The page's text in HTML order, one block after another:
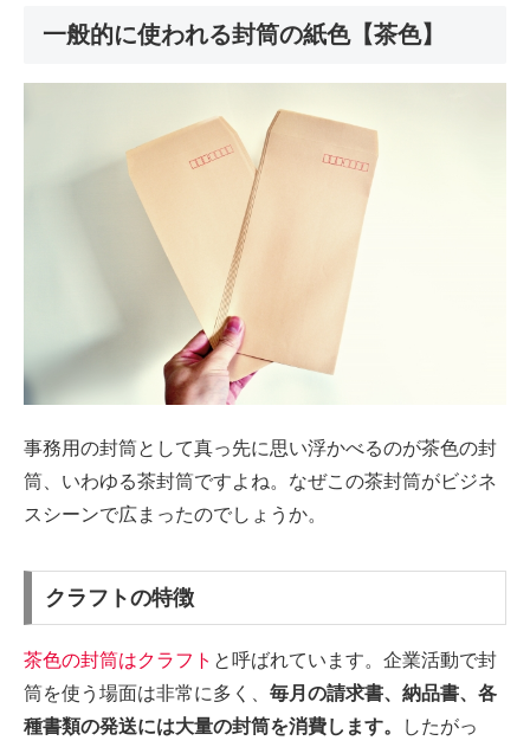
一般的に使われる封筒の紙色【茶色】
事務用の封筒として真っ先に思い浮かべるのが茶色の封
筒、いわゆる茶封筒ですよね。なぜこの茶封筒がビジネ
スシーンで広まったのでしょうか。
クラフトの特徴
茶色の封筒はクラフト と呼ばれています。企業活動で封
筒を使う場面は非常に多く、 毎月の請求書、納品書、各
種書類の発送には大量の封筒を消費します。
したがっ